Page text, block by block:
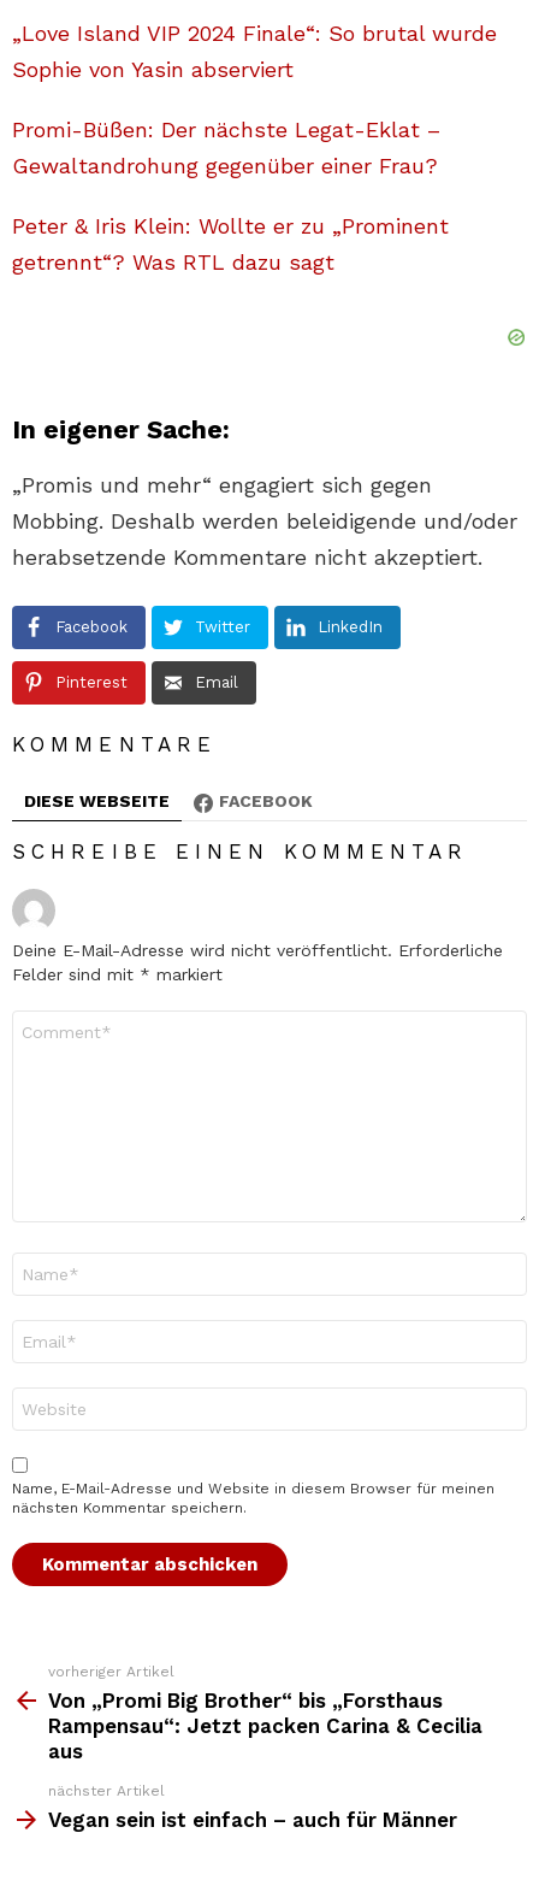
„Love Island VIP 2024 Finale“: So brutal wurde
Sophie von Yasin abserviert
Promi-Büßen: Der nächste Legat-Eklat –
Gewaltandrohung gegenüber einer Frau?
Peter & Iris Klein: Wollte er zu „Prominent
getrennt“? Was RTL dazu sagt
In eigener Sache:
„Promis und mehr“ engagiert sich gegen
Mobbing. Deshalb werden beleidigende und/oder
herabsetzende Kommentare nicht akzeptiert.
Facebook Twitter LinkedIn
Pinterest Email
KOMMENTARE
DIESE WEBSEITE FACEBOOK
SCHREIBE EINEN KOMMENTAR
Deine E-Mail-Adresse wird nicht veröffentlicht. Erforderliche
Felder sind mit * markiert
Mail-
Adresse
*
Name, E-Mail-Adresse und Website in diesem Browser für meinen
nächsten Kommentar speichern.
Weitere
Top
News
vorheriger Artikel
Von „Promi Big Brother“ bis „Forsthaus
Rampensau“: Jetzt packen Carina & Cecilia
aus
nächster Artikel
Vegan sein ist einfach – auch für Männer